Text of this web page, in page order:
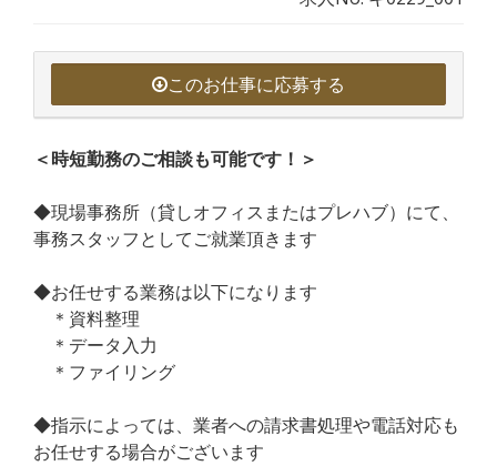
このお仕事に応募する
＜時短勤務のご相談も可能です！＞
◆現場事務所（貸しオフィスまたはプレハブ）にて、
事務スタッフとしてご就業頂きます
◆お任せする業務は以下になります
＊資料整理
＊データ入力
＊ファイリング
◆指示によっては、業者への請求書処理や電話対応も
お任せする場合がございます